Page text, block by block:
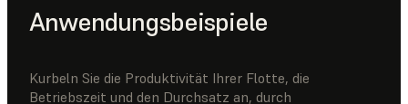
Anwendungsbeispiele
Kurbeln Sie die Produktivität Ihrer Flotte, die
Betriebszeit und den Durchsatz an, durch